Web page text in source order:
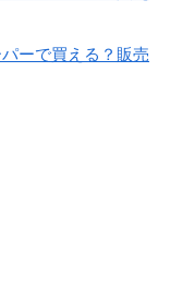
ーで買える？販売